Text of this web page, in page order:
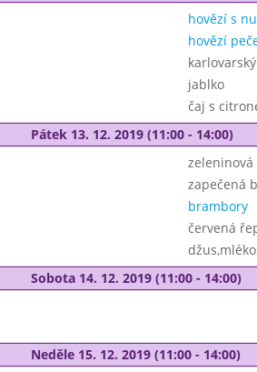
hovězí s
hovězí
jablko
čaj s
Pátek 13. 12. 2019 (11:00 - 14:00)
zapečená
brambory
červená
džus,mléko
Sobota 14. 12. 2019 (11:00 - 14:00)
Neděle 15. 12. 2019 (11:00 - 14:00)